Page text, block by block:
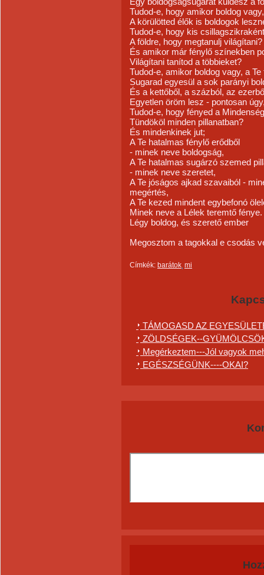
Tudod-e, hogy amikor boldog vagy,
A körülötted élők is boldogok
Tudod-e, hogy kis
A földre, hogy megtanulj világítani?
És amikor már fénylő színekben
Világítani tanítod a többieket?
Tudod-e, amikor boldog vagy, a Te
Sugarad egyesül a sok parányi
És a kettőből, a százból, az
Egyetlen öröm lesz - pontosan
Tudod-e, hogy fényed a
Tündököl minden pillanatban?
És mindenkinek jut;
A Te hatalmas fénylő erődből
- minek neve boldogság,
A Te hatalmas sugárzó szemed
- minek neve szeretet,
A Te jóságos ajkad szavaiból -
megértés,
A Te kezed mindent egybefonó
Minek neve a Lélek teremtő fénye.
Légy boldog, és szerető ember
Megosztom a tagokkal e csodás
Címkék: barátok mi
TÁMOGASD AZ
ZÖLDSÉGEK--
Megérkeztem---Jól vagyok
EGÉSZSÉGÜNK----OKAI?